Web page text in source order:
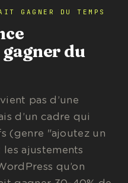
GAGNER DU TEMPS
du
pas d’une
d’un cadre qui
(genre "ajoutez un
ajustements
qu’on